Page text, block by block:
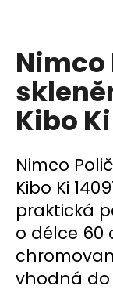
Nimco
Kibo
Nimco
Kibo Ki
praktická
o délce 60
vhodná do
í
t
?
D
o
p